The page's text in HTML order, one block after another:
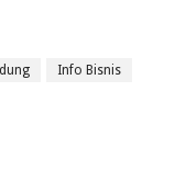
Info Bisnis